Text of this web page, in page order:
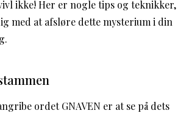
ikke! Her er nogle tips og teknikker,
med at afsløre dette mysterium i din
ordet GNAVEN er at se på dets